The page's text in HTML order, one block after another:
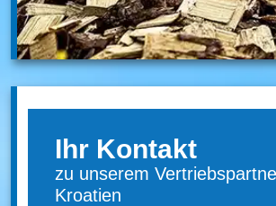
Ihr Kontakt
zu unserem
Kroatien